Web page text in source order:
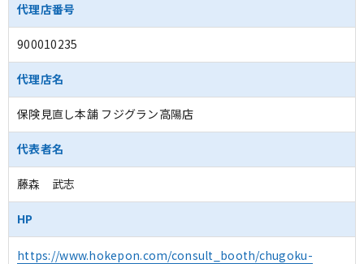
代理店番号
900010235
代理店名
保険見直し本舗 フジグラン高陽店
代表者名
藤森 武志
HP
https://www.hokepon.com/consult_booth/chugoku-